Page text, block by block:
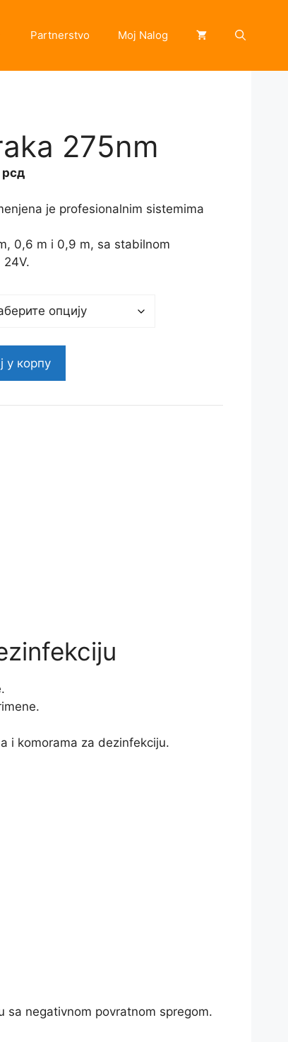
Partnerstvo Moj Nalog
275nm
рсдРаспон
од
до
12.000,00 рсд
je profesionalnim sistemima
0,6 m i 0,9 m, sa stabilnom
24V.
у корпу
i komorama za dezinfekciju.
sa negativnom povratnom spregom.